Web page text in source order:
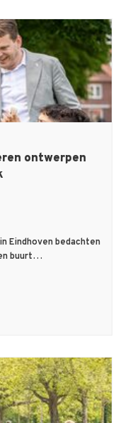
ontwerpen
Eindhoven bedachten
buurt…